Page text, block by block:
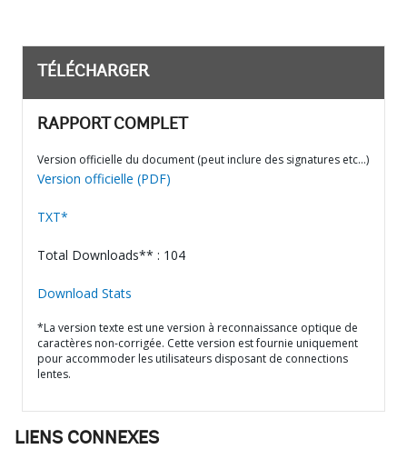
TÉLÉCHARGER
RAPPORT COMPLET
Version officielle du document (peut inclure des signatures etc…)
Version officielle (PDF)
TXT*
Total Downloads** : 104
Download Stats
*La version texte est une version à reconnaissance optique de
caractères non-corrigée. Cette version est fournie uniquement
pour accommoder les utilisateurs disposant de connections
lentes.
LIENS CONNEXES